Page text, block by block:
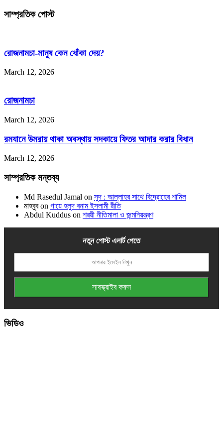
সাম্প্রতিক পোস্ট
রোজনামচা-মানুষ কেন ধোঁকা দেয়?
March 12, 2026
রোজনামচা
March 12, 2026
রমযানে উমরায় থাকা অবস্থায় সদকায়ে ফিতর আদার করার বিধান
March 12, 2026
সাম্প্রতিক মন্তব্য
Md Rasedul Jamal on সুদ : আল্লাহর সাথে বিদ্রোহের শামিল
মাহবুবon গায়ে হলুদ বনাম ইসলামী রীতি
Abdul Kuddus on শরয়ী নীতিমালা ও জন্মনিয়ন্ত্রণ
নতুন পোস্ট এলার্ট পেতে
ভিডিও